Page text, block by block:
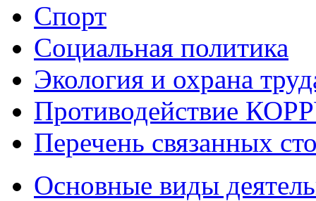
Спорт
Социальная политика
Экология и охрана
Противодействие
Перечень связанных
Основные виды